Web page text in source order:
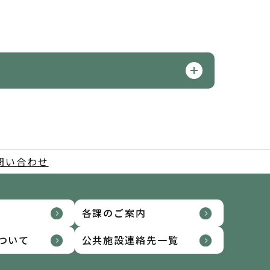
い合わせ
各課のご案内
いて
公共施設連絡先一覧